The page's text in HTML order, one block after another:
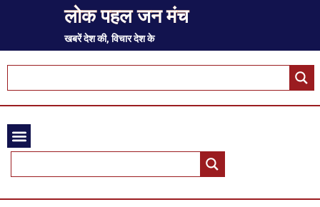
लोक पहल जन मंच
खबरें देश की, विचार देश के